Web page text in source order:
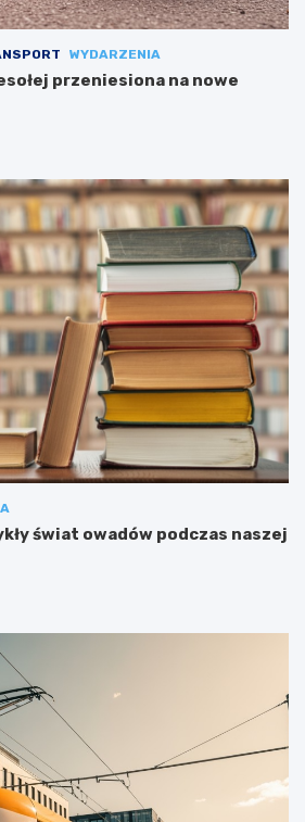
WYDARZENIA
przeniesiona na nowe
świat owadów podczas naszej